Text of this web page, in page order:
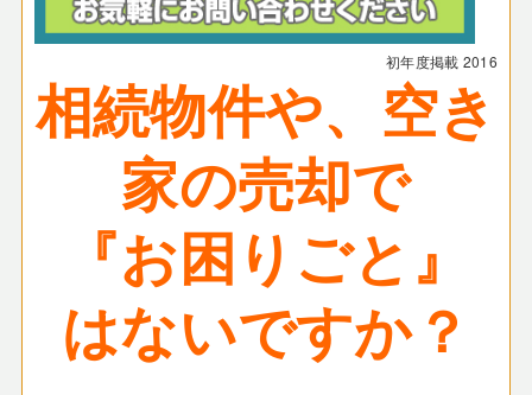
初年度掲載 2016
相続物件や、空き
家の売却で
『お困りごと』
はないですか？